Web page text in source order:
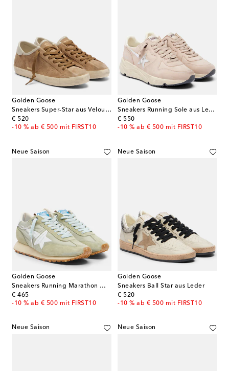
Golden Goose
Sneakers Super-Star aus Veloursleder
€ 520
original price
-10 % ab € 500 mit FIRST10
Golden Goose
Sneakers Running Sole aus Leder
€ 550
original price
-10 % ab € 500 mit FIRST10
Neue Saison
Golden Goose
Sneakers Running Marathon mit Veloursleder
€ 465
original price
-10 % ab € 500 mit FIRST10
Neue Saison
Golden Goose
Sneakers Ball Star aus Leder
€ 520
original price
-10 % ab € 500 mit FIRST10
Neue Saison Neue Saison